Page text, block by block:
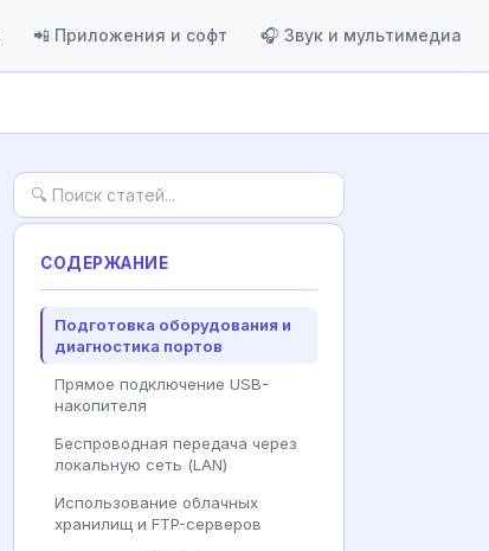
📲 Приложения и софт 🎧 Звук и мультимедиа
СОДЕРЖАНИЕ
Подготовка оборудования и
диагностика портов
Прямое подключение USB-
накопителя
Беспроводная передача через
локальную сеть (LAN)
Использование облачных
хранилищ и FTP-серверов